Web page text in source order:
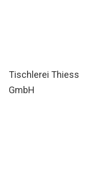
Tischlerei Thiess
GmbH